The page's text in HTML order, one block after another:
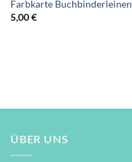
Farbkarte Buchbinderleinen
5,00€
ÜBER UNS